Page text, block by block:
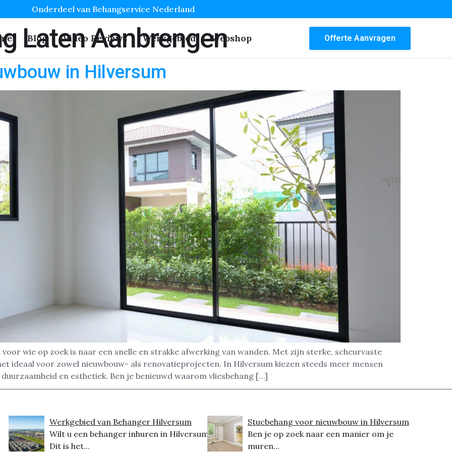
Onderdeel van Behangservice Nederland
Blog Video Reviews Werkgebied Webshop Offerte Aanvragen
Laten Aanbrengen
in Hilversum
wie op zoek is naar een snelle en strakke afwerking van wanden. Met zijn sterke, scheurvaste
ideaal voor zowel nieuwbouw- als renovatieprojecten. In Hilversum kiezen steeds meer mensen
en esthetiek. Ben je benieuwd waarom vliesbehang […]
Werkgebied van Behanger Hilversum
Wilt u een behanger inhuren in Hilversum?
Dit is het...
Stucbehang voor nieuwbouw in Hilversum
Ben je op zoek naar een manier om je
muren...